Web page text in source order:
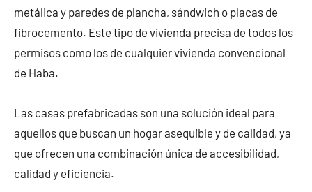
metálica y paredes de plancha, sándwich o placas de
fibrocemento. Este tipo de vivienda precisa de todos los
permisos como los de cualquier vivienda convencional
de Haba.
Las casas prefabricadas son una solución ideal para
aquellos que buscan un hogar asequible y de calidad, ya
que ofrecen una combinación única de accesibilidad,
calidad y eficiencia.